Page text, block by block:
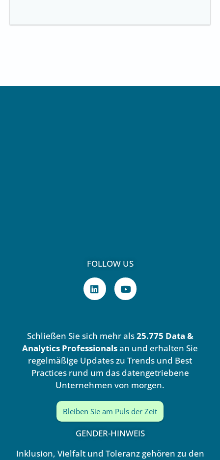
FOLLOW US
L
i
n
i
n
Y
o
u
e
Schließen Sie sich mehr als25.775 Data &
Analytics Professionalsan und erhalten Sie
regelmäßige Updates zu Trends und Best
Practices rund um das datengetriebene
Unternehmen von morgen.
Bleiben Sie am Puls der Zeit
GENDER-HINWEIS
Inklusion, Vielfalt und Toleranz gehören zu den